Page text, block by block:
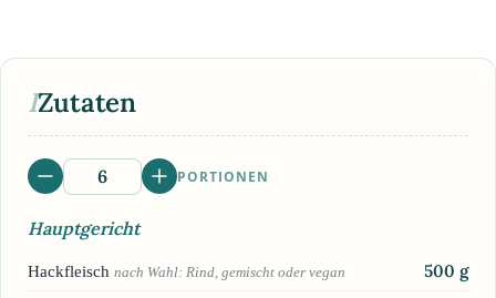
IZutaten
PORTIONEN
Hauptgericht
Hackfleisch nach Wahl: Rind, gemischt oder vegan 500 g